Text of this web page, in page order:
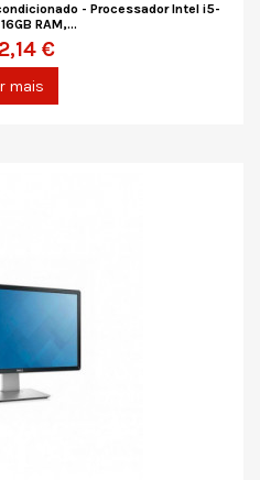
- Processador Intel i5-
RAM,...
€
mais